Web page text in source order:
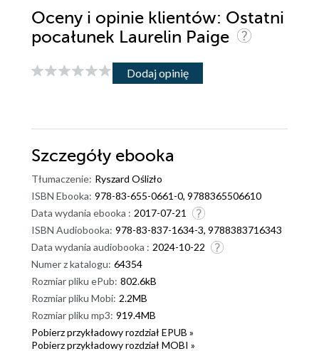
Oceny i opinie klientów: Ostatni
pocałunek Laurelin Paige
Dodaj opinię
Szczegóły ebooka
Tłumaczenie: Ryszard Oślizło
ISBN Ebooka: 978-83-655-0661-0, 9788365506610
Data wydania ebooka : 2017-07-21
ISBN Audiobooka: 978-83-837-1634-3, 9788383716343
Data wydania audiobooka : 2024-10-22
Numer z katalogu: 64354
Rozmiar pliku ePub: 802.6kB
Rozmiar pliku Mobi: 2.2MB
Rozmiar pliku mp3: 919.4MB
Pobierz przykładowy rozdział EPUB »
Pobierz przykładowy rozdział MOBI »